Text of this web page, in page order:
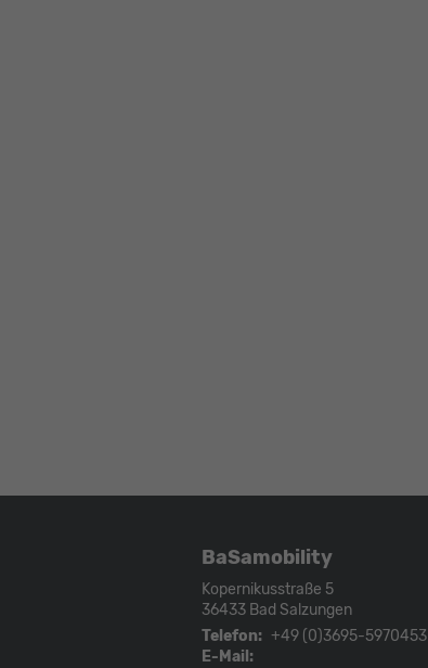
BaSamobility
Kopernikusstraße 5
36433 Bad Salzungen
Telefon: +49 (0)3695-5970453
E-Mail: